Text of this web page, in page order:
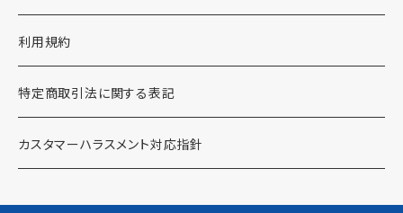
利用規約
特定商取引法に関する表記
カスタマーハラスメント対応指針